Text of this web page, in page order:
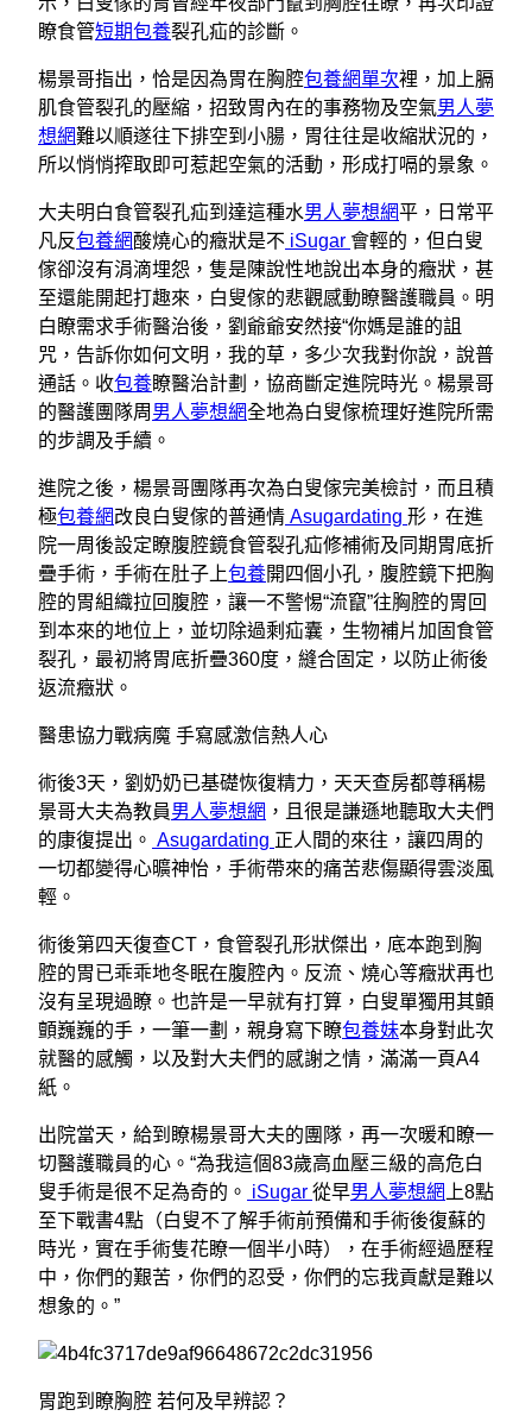
瞭食管短期包養裂孔疝的診斷。
楊景哥指出，恰是因為胃在胸腔包養網單次裡，加上膈
肌食管裂孔的壓縮，招致胃內在的事務物及空氣男人夢
想網難以順遂往下排空到小腸，胃往往是收縮狀況的，
所以悄悄搾取即可惹起空氣的活動，形成打嗝的景象。
大夫明白食管裂孔疝到達這種水男人夢想網平，日常平
凡反包養網酸燒心的癥狀是不 iSugar 會輕的，但白叟
傢卻沒有涓滴埋怨，隻是陳說性地說出本身的癥狀，甚
至還能開起打趣來，白叟傢的悲觀感動瞭醫護職員。明
白瞭需求手術醫治後，劉爺爺安然接“你媽是誰的詛
咒，告訴你如何文明，我的草，多少次我對你說，說普
通話。收包養瞭醫治計劃，協商斷定進院時光。楊景哥
的醫護團隊周 男人夢想網全地為白叟傢梳理好進院所需
的步調及手續。
進院之後，楊景哥團隊再次為白叟傢完美檢討，而且積
極包養網改良白叟傢的普通情 Asugardating 形，在進
院一周後設定瞭腹腔鏡食管裂孔疝修補術及同期胃底折
疊手術，手術在肚子上包養開四個小孔，腹腔鏡下把胸
腔的胃組織拉回腹腔，讓一不警惕“流竄”往胸腔的胃回
到本來的地位上，並切除過剩疝囊，生物補片加固食管
裂孔，最初將胃底折疊360度，縫合固定，以防止術後
返流癥狀。
醫患協力戰病魔 手寫感激信熱人心
術後3天，劉奶奶已基礎恢復精力，天天查房都尊稱楊
景哥大夫為教員男人夢想網 ，且很是謙遜地聽取大夫們
的康復提出。 Asugardating 正人間的來往，讓四周的
一切都變得心曠神怡，手術帶來的痛苦悲傷顯得雲淡風
輕。
術後第四天復查CT，食管裂孔形狀傑出，底本跑到胸
腔的胃已乖乖地冬眠在腹腔內。反流、燒心等癥狀再也
沒有呈現過瞭。也許是一早就有打算，白叟單獨用其顫
顫巍巍的手，一筆一劃，親身寫下瞭包養妹本身對此次
就醫的感觸，以及對大夫們的感謝之情，滿滿一頁A4
紙。
出院當天，給到瞭楊景哥大夫的團隊，再一次暖和瞭一
切醫護職員的心。“為我這個83歲高血壓三級的高危白
叟手術是很不足為奇的。 iSugar 從早男人夢想網 上8點
至下戰書4點（白叟不了解手術前預備和手術後復蘇的
時光，實在手術隻花瞭一個半小時），在手術經過歷程
中，你們的艱苦，你們的忍受，你們的忘我貢獻是難以
想象的。”
胃跑到瞭胸腔 若何及早辨認？